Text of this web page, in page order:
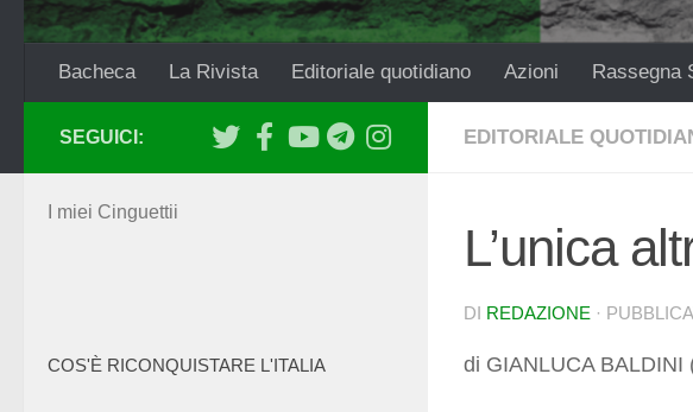
Bacheca La Rivista Editoriale quotidiano Azioni Rassegna
EDITORIALE
L’unica
DI REDAZIONE ·
di GIANLUCA BALDINI
SEGUICI:
I miei Cinguettii
COS'È RICONQUISTARE L'ITALIA